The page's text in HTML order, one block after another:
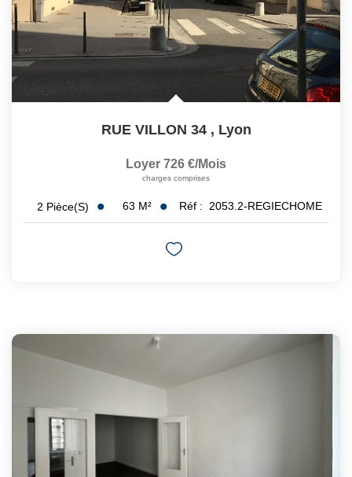
RUE VILLON 34 , Lyon
Loyer 726 €/mois
charges comprises
2 Pièce(s) 63 M² Réf : 2053.2-REGIECHOME